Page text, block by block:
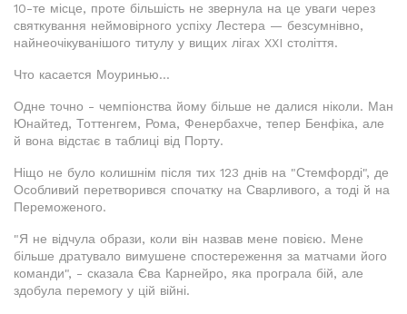
10-те місце, проте більшість не звернула на це уваги через
святкування неймовірного успіху Лестера — безсумнівно,
найнеочікуванішого титулу у вищих лігах XXI століття.
Что касается Моуринью...
Одне точно - чемпіонства йому більше не далися ніколи. Ман
Юнайтед, Тоттенгем, Рома, Фенербахче, тепер Бенфіка, але
й вона відстає в таблиці від Порту.
Ніщо не було колишнім після тих 123 днів на "Стемфорді", де
Особливий перетворився спочатку на Сварливого, а тоді й на
Переможеного.
"Я не відчула образи, коли він назвав мене повією. Мене
більше дратувало вимушене спостереження за матчами його
команди", - сказала Єва Карнейро, яка програла бій, але
здобула перемогу у цій війні.